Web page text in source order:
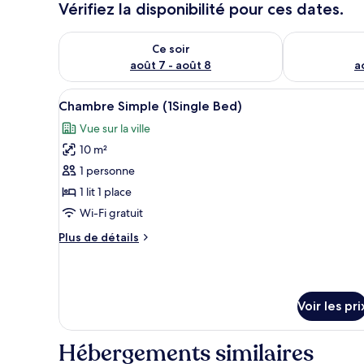
Vérifiez la disponibilité pour ces dates.
Ce soir
août 7 - août 8
Vérifier la disponibilité pour ce soir août 7 - août 8
Vérifier la
Afficher
toutes
les
photos
pour
ce
type
chambre :
Bed)
Une vue urbaine avec un
8
Chambre Simple (1Single Bed)
Vue sur la ville
10 m²
1 personne
1 lit 1 place
Wi-Fi gratuit
Plus de détails
Plus
de
Chambre
Voir les
Hébergements similaires